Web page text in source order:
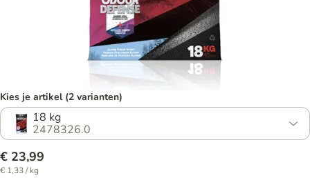
Kies je artikel (2 varianten)
18 kg
2478326.0
€ 23,99
€ 1,33 / kg